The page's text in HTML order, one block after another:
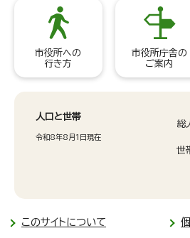
市役所への
行き方
市役所庁舎の
ご案内
人口と世帯
令和8年8月1日現在
総
世
このサイトについて